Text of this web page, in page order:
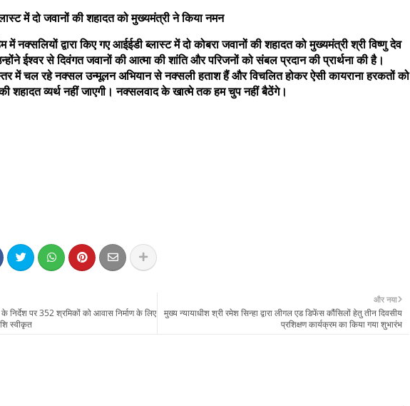
में दो जवानों की शहादत को मुख्यमंत्री ने किया नमन
द्वारा किए गए आईईडी ब्लास्ट में दो कोबरा जवानों की शहादत को मुख्यमंत्री श्री विष्णु देव
ईश्वर से दिवंगत जवानों की आत्मा की शांति और परिजनों को संबल प्रदान की प्रार्थना की है।
में चल रहे नक्सल उन्मूलन अभियान से नक्सली हताश हैं और विचलित होकर ऐसी कायराना हरकतों को
शहादत व्यर्थ नहीं जाएगी। नक्सलवाद के खात्मे तक हम चुप नहीं बैठेंगे।
और नया
मुख्य न्यायाधीश श्री रमेश सिन्हा द्वारा लीगल एड डिफेंस कौंसिलों हेतु तीन दिवसीय
प्रशिक्षण कार्यक्रम का किया गया शुभारंभ
निर्देश पर 352 श्रमिकों को आवास निर्माण के लिए
स्वीकृत